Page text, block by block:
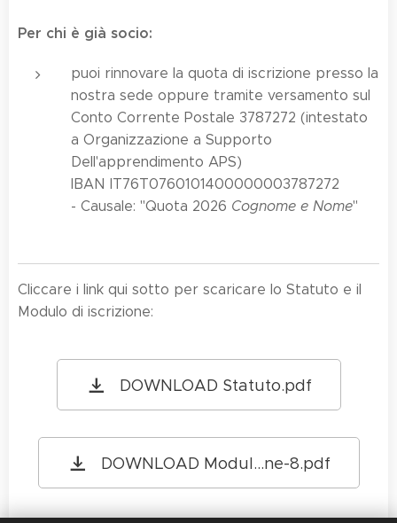
Per chi è già socio:
puoi rinnovare la quota di iscrizione presso la
nostra sede oppure tramite versamento sul
Conto Corrente Postale 3787272 (intestato
a Organizzazione a Supporto
Dell'apprendimento APS)
IBAN IT76T0760101400000003787272
- Causale: "Quota 2026 Cognome e Nome"
Cliccare i link qui sotto per scaricare lo Statuto e il
Modulo di iscrizione:
DOWNLOAD Statuto.pdf
DOWNLOAD Modul...ne-8.pdf